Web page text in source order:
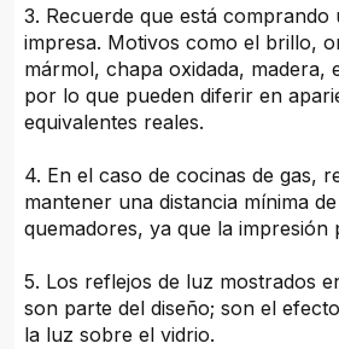
3. Recuerde que está comprando
impresa. Motivos como el brillo,
mármol, chapa oxidada, madera,
por lo que pueden diferir en
equivalentes reales.
4. En el caso de cocinas de gas,
mantener una distancia mínima
quemadores, ya que la impresión
5. Los reflejos de luz mostrados
son parte del diseño; son el
la luz sobre el vidrio.